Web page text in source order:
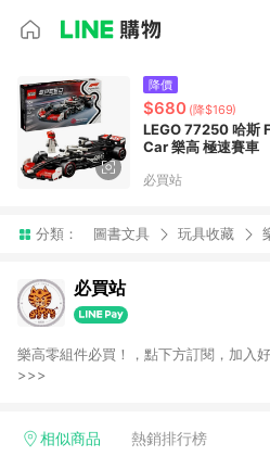
降價
$680 (降$169)
LEGO 77250 哈斯
Car 樂高 極速賽車
必買站
分類： 圖書文具 玩具收藏
必買站
樂高零組件必買！，點下方訂閱，加入
>>>
相似商品 熱銷排行榜